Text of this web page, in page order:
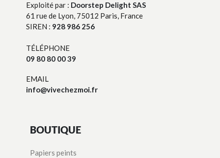
Exploité par : Doorstep Delight SAS
61 rue de Lyon, 75012 Paris, France
SIREN : 928 986 256
TÉLÉPHONE
09 80 80 00 39
EMAIL
info@vivechezmoi.fr
BOUTIQUE
Papiers peints